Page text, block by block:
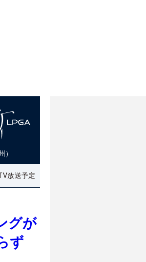
）
放送予定
グが
ず